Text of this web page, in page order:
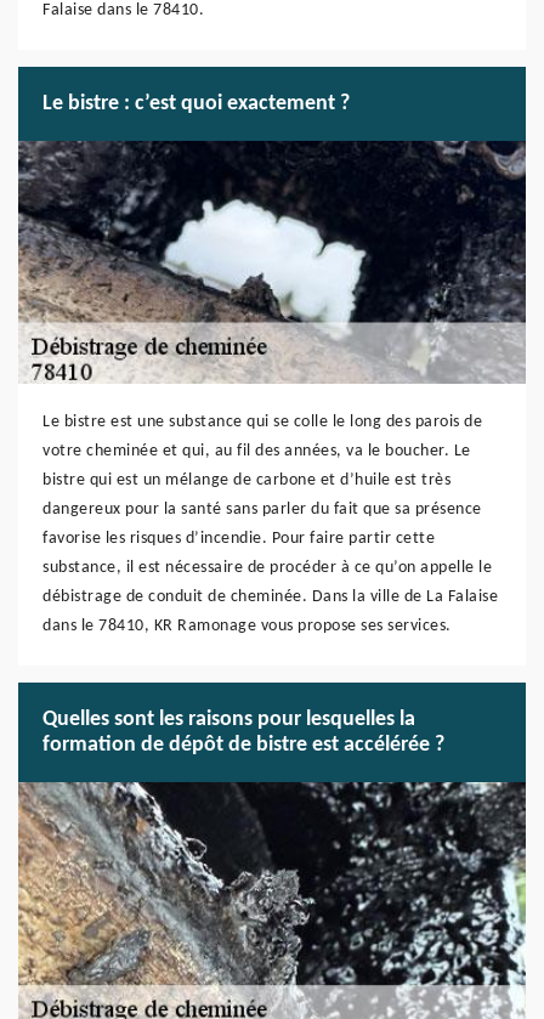
Falaise dans le 78410.
Le bistre : c’est quoi exactement ?
Le bistre est une substance qui se colle le long des parois de
votre cheminée et qui, au fil des années, va le boucher. Le
bistre qui est un mélange de carbone et d’huile est très
dangereux pour la santé sans parler du fait que sa présence
favorise les risques d’incendie. Pour faire partir cette
substance, il est nécessaire de procéder à ce qu’on appelle le
débistrage de conduit de cheminée. Dans la ville de La Falaise
dans le 78410, KR Ramonage vous propose ses services.
Quelles sont les raisons pour lesquelles la
formation de dépôt de bistre est accélérée ?